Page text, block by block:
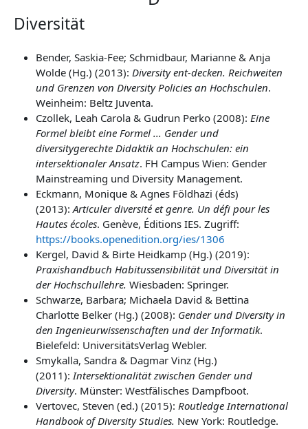
Diversität
Bender, Saskia-Fee; Schmidbaur, Marianne & Anja
Wolde (Hg.) (2013): Diversity ent-decken. Reichweiten
und Grenzen von Diversity Policies an Hochschulen.
Weinheim: Beltz Juventa.
Czollek, Leah Carola & Gudrun Perko (2008): Eine
Formel bleibt eine Formel ... Gender und
diversitygerechte Didaktik an Hochschulen: ein
intersektionaler Ansatz. FH Campus Wien: Gender
Mainstreaming und Diversity Management.
Eckmann, Monique & Agnes Földhazi (éds)
(2013):Articuler diversité et genre. Un défi pour les
Hautes écoles. Genève, Éditions IES. Zugriff:
https://books.openedition.org/ies/1306
Kergel, David & Birte Heidkamp (Hg.) (2019):
Praxishandbuch Habitussensibilität und Diversität in
der Hochschullehre. Wiesbaden: Springer.
Schwarze, Barbara; Michaela David & Bettina
Charlotte Belker (Hg.) (2008): Gender und Diversity in
den Ingenieurwissenschaften und der Informatik.
Bielefeld: UniversitätsVerlag Webler.
Smykalla, Sandra & Dagmar Vinz (Hg.)
(2011):Intersektionalität zwischen Gender und
Diversity. Münster: Westfälisches Dampfboot.
Vertovec, Steven (ed.) (2015): Routledge International
Handbook of Diversity Studies. New York: Routledge.